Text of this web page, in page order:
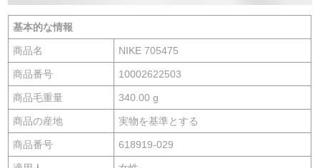
基本的な情報
商品名 NIKE 705475
商品番号 10002622503
商品毛重量 340.00 g
商品の産地 実物を基準とする
商品番号 618919-029